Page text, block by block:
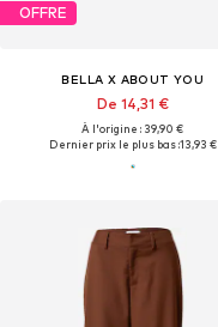
OFFRE
BELLA X ABOUT YOU
De 14,31 €
À l'origine : 39,90 €
Dernier prix le plus bas :13,93 €